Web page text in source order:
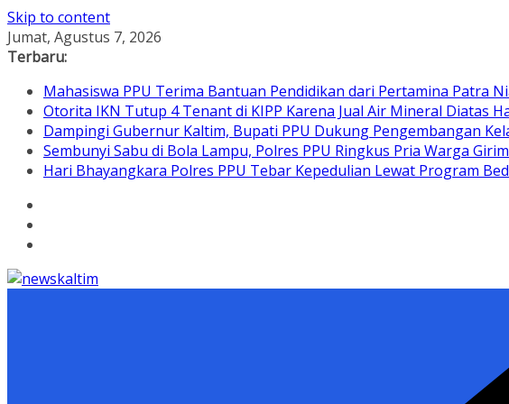
Skip to content
Jumat, Agustus 7, 2026
Terbaru:
Mahasiswa PPU Terima Bantuan Pendidikan dari Pertamina Patra
Otorita IKN Tutup 4 Tenant di KIPP Karena Jual Air Mineral Diatas
Dampingi Gubernur Kaltim, Bupati PPU Dukung Pengembangan
Sembunyi Sabu di Bola Lampu, Polres PPU Ringkus Pria Warga
Hari Bhayangkara Polres PPU Tebar Kepedulian Lewat Program